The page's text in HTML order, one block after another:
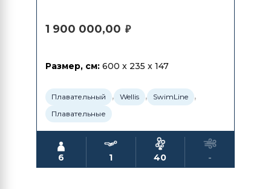
1 900 000,00 ₽
Размер, см: 600 x 235 x 147
Плавательный , Wellis , SwimLine ,
Плавательные
6 1 40 -